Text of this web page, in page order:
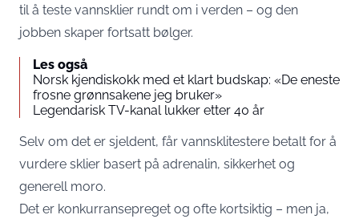
til å teste vannsklier rundt om i verden – og den
jobben skaper fortsatt bølger.
Les også
Norsk kjendiskokk med et klart budskap: «De eneste
frosne grønnsakene jeg bruker»
Legendarisk TV-kanal lukker etter 40 år
Selv om det er sjeldent, får vannsklitestere betalt for å
vurdere sklier basert på adrenalin, sikkerhet og
generell moro.
Det er konkurransepreget og ofte kortsiktig – men ja,